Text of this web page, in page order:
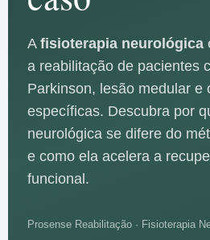
A fisioterapia neurológica
a reabilitação de pacientes
Parkinson, lesão medular e
específicas. Descubra por
neurológica se difere do
e como ela acelera a
funcional.
Prosense Reabilitação · Fisioterapia